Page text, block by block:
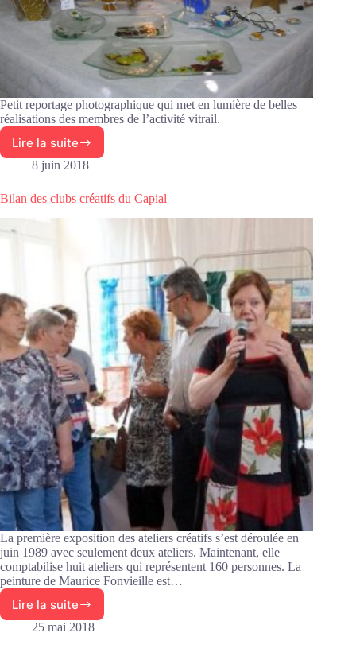
Petit reportage photographique qui met en lumière de belles
réalisations des membres de l’activité vitrail.
Lire la suiteProductions
de
vitrail
8 juin 2018
Bilan des clubs créatifs du Capial
La première exposition des ateliers créatifs s’est déroulée en
juin 1989 avec seulement deux ateliers. Maintenant, elle
comptabilise huit ateliers qui représentent 160 personnes. La
peinture de Maurice Fonvieille est…
Lire la suite
Bilan
des
25 mai 2018